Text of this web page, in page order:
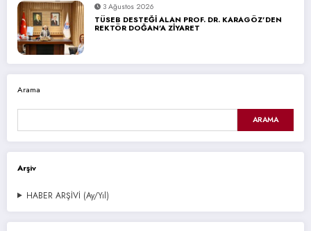
3 Ağustos 2026
TÜSEB DESTEĞİ ALAN PROF. DR. KARAGÖZ’DEN
REKTÖR DOĞAN’A ZİYARET
Arama
ARAMA
Arşiv
HABER ARŞİVİ (Ay/Yıl)